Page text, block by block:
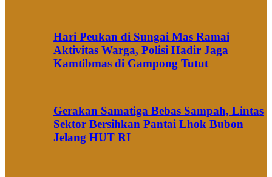
Hari Peukan di Sungai Mas Ramai
Aktivitas Warga, Polisi Hadir Jaga
Kamtibmas di Gampong Tutut
Gerakan Samatiga Bebas Sampah, Lintas
Sektor Bersihkan Pantai Lhok Bubon
Jelang HUT RI